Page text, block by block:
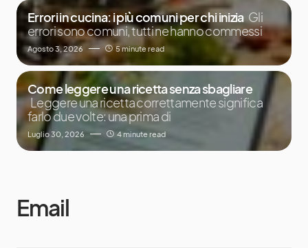
Errori in cucina: i più comuni per chi inizia Gli
errori sono comuni, tutti ne hanno commessi
Agosto 3, 2026 5 minute read
Come leggere una ricetta senza sbagliare
Leggere una ricetta correttamente significa
farlo due volte: una prima di
Luglio 30, 2026 4 minute read
Email